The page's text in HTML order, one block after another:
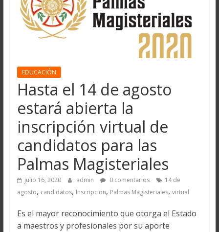
EDUCACIÓN
Hasta el 14 de agosto
estará abierta la
inscripción virtual de
candidatos para las
Palmas Magisteriales
julio 16, 2020 admin 0 comentarios
14 de
agosto, candidatos, Inscripcion, Palmas Magisteriales, virtual
Es el mayor reconocimiento que otorga el Estado
a maestros y profesionales por su aporte